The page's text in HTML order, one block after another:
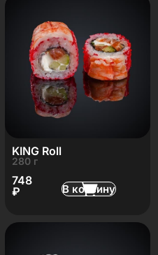
KING Roll
280 г
748
₽
В корзину